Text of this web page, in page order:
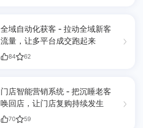
全域自动化获客 - 拉动全域新客
流量，让多平台成交跑起来
84 62
门店智能营销系统 - 把沉睡老客
唤回店，让门店复购持续发生
70 59